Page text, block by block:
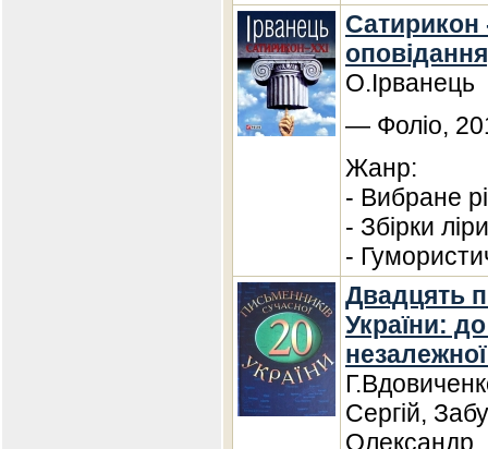
Сатирикон
О.Ірванець
— Фоліо,
Жанр:
- Вибране
- Збірки
-
Двадцять
України: до
Сергій,
Олександр,